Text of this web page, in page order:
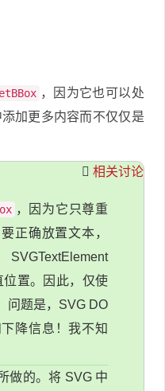
，因为它也可以处
加更多内容而不仅仅是
相关讨论
，因为它只尊重
正确放置文本，
SVGTextElement
置。因此，仅使
问题是，SVG DO
降信息！我不知
做的。将 SVG 中